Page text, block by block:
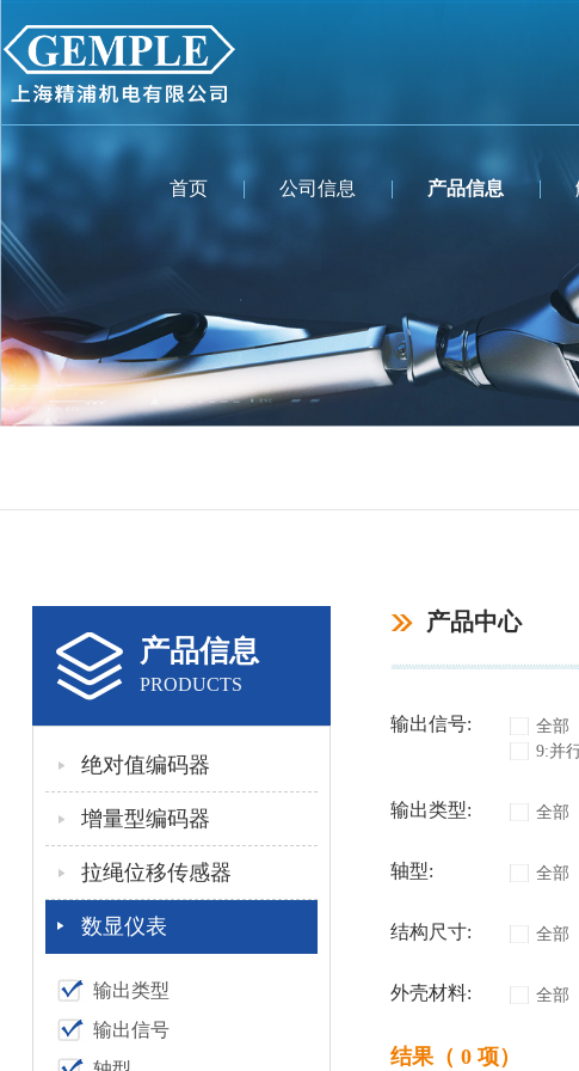
首页 公司信息 产品信息
产品信息
PRODUCTS
绝对值编码器
增量型编码器
拉绳位移传感器
数显仪表
输出类型
输出信号
产品中心
输出信号: 全部
9:并
输出类型: 全部
轴型: 全部
结构尺寸: 全部
外壳材料: 全部
结果（ 0 项）